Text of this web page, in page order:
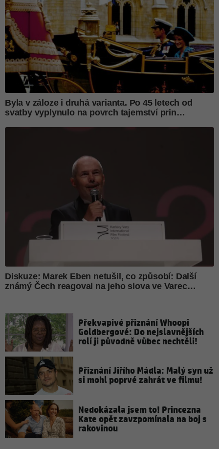
Překvapivé přiznání Whoopi
Goldbergové: Do nejslavnějších
rolí ji původně vůbec nechtěli!
Přiznání Jiřího Mádla: Malý syn už
si mohl poprvé zahrát ve filmu!
Nedokázala jsem to! Princezna
Kate opět zavzpomínala na boj s
rakovinou